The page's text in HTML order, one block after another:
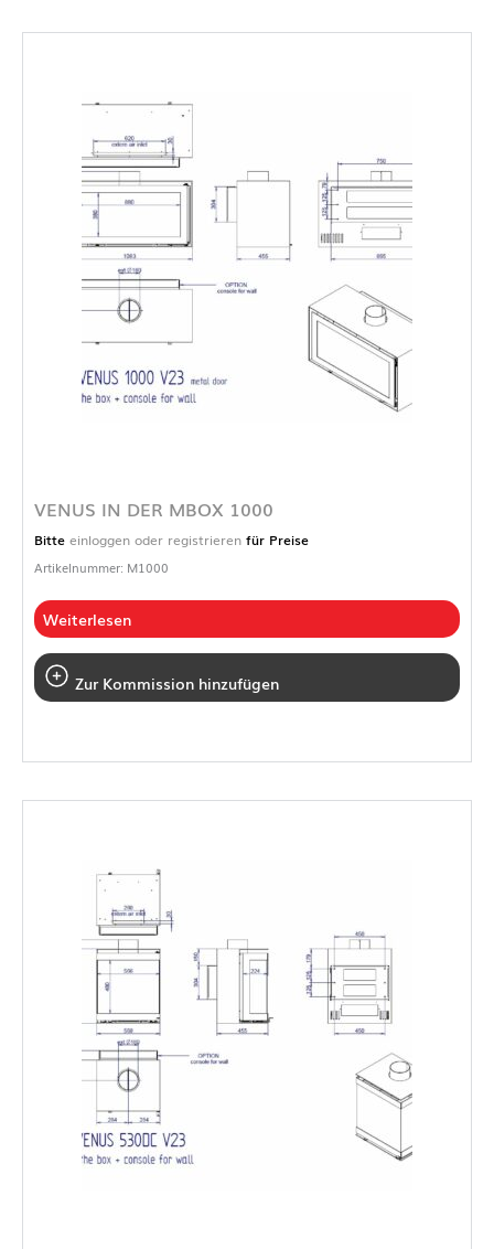
VENUS IN DER MBOX 1000
Bitte einloggen oder registrieren für Preise
Artikelnummer: M1000
Weiterlesen
Zur Kommission hinzufügen